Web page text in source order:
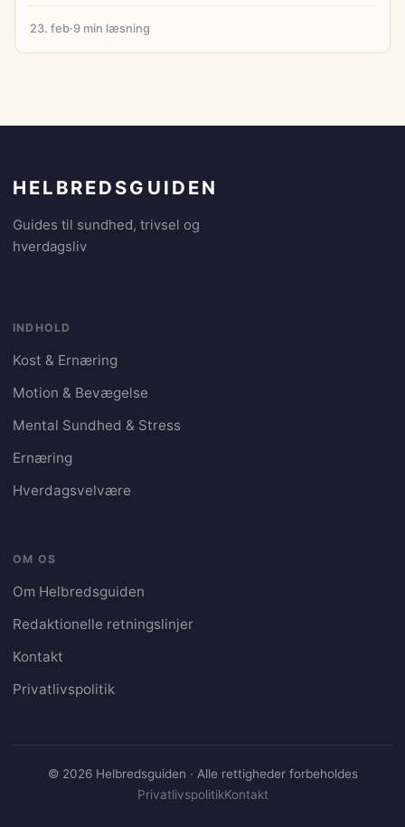
23. feb·9 min læsning
HELBREDSGUIDEN
Guides til sundhed, trivsel og
hverdagsliv
INDHOLD
Kost & Ernæring
Motion & Bevægelse
Mental Sundhed & Stress
Ernæring
Hverdagsvelvære
OM OS
Om Helbredsguiden
Redaktionelle retningslinjer
Kontakt
Privatlivspolitik
© 2026 Helbredsguiden · Alle rettigheder forbeholdes
PrivatlivspolitikKontakt